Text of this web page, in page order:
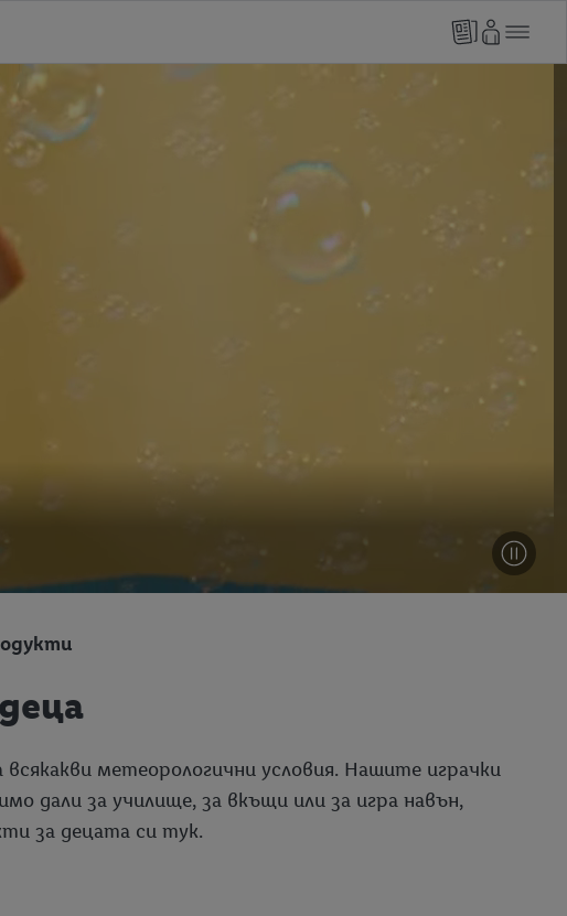
метеорологични условия. Нашите играчки
дали за училище, за вкъщи или за игра навън,
за децата си тук.